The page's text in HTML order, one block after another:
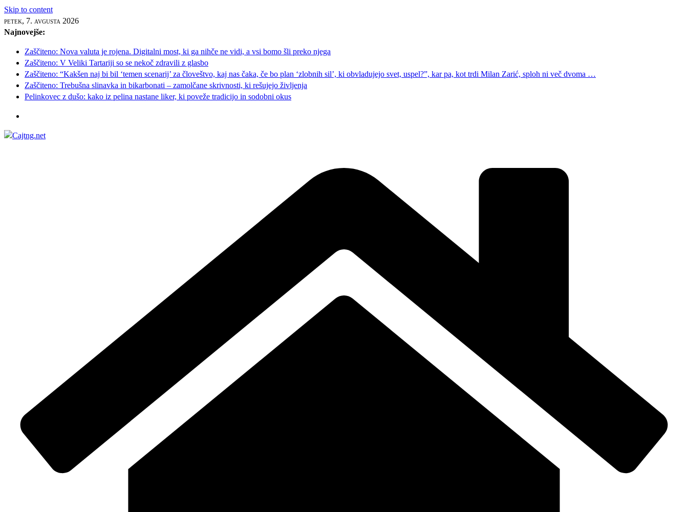
Skip to content
petek, 7. avgusta 2026
Najnovejše:
Zaščiteno: Nova valuta je rojena. Digitalni most, ki ga nihče ne vidi, a vsi bomo šli preko njega
Zaščiteno: V Veliki Tartariji so se nekoč zdravili z glasbo
Zaščiteno: “Kakšen naj bi bil ‘temen scenarij’ za človeštvo, kaj nas čaka, če bo plan ‘zlobnih sil’, ki obvladujejo svet, uspel?”, kar pa, kot trdi Milan Zarić, sploh ni več dvoma …
Zaščiteno: Trebušna slinavka in bikarbonati – zamolčane skrivnosti, ki rešujejo življenja
Pelinkovec z dušo: kako iz pelina nastane liker, ki poveže tradicijo in sodobni okus